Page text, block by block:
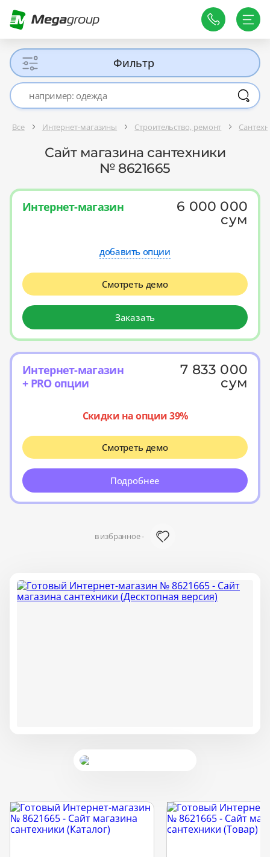
Фильтр
Все Интернет-магазины Строительство, ремонт
Сайт магазина сантехники
№ 8621665
в избранное -
Интернет-магазин
6 000 000
сум
добавить опции
Смотреть демо
Заказать
Интернет-магазин
+ PRO опции
7 833 000
сум
Скидки на опции 39%
Смотреть демо
Подробнее